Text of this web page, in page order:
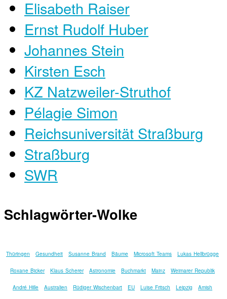
Elisabeth Raiser
Ernst Rudolf Huber
Johannes Stein
Kirsten Esch
KZ Natzweiler-Struthof
Pélagie Simon
Reichsuniversität Straßburg
Straßburg
SWR
Schlagwörter-Wolke
Thüringen Gesundheit Susanne Brand Bäume Microsoft Teams Lukas Hellbrügge
Roxane Bicker Klaus Scherer Astronomie Buchmarkt Mainz Weimarer Republik
André Hille Australien Rüdiger Wischenbart EU Luise Fritsch Leipzig Amish